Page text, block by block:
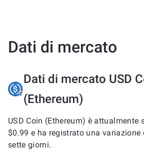
Dati di mercato
Dati di mercato USD
(Ethereum)
USD Coin (Ethereum) è attualmente
$0.99 e ha registrato una variazione
sette giorni.